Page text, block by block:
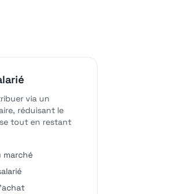
via un
réduisant le
tout en restant
marché